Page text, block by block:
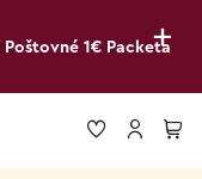
+
Poštovné 1€ Packeta